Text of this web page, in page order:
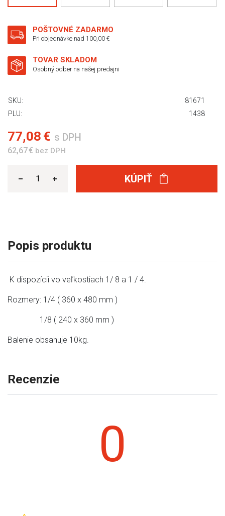
POŠTOVNÉ ZADARMO
Pri objednávke nad 100,00 €
TOVAR SKLADOM
Osobný odber na našej predajni
SKU:
81671
PLU:
1438
77,08 € s DPH
62,67 € bez DPH
KÚPIŤ
Popis produktu
K dispozícii vo veľkostiach 1/ 8 a 1 / 4.
Rozmery: 1/4 ( 360 x 480 mm )
1/8 ( 240 x 360 mm )
Balenie obsahuje 10kg.
Recenzie
0